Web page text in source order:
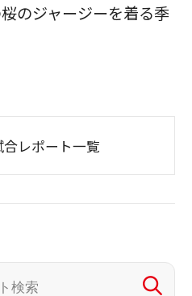
のジャージーを着る季
合レポート一覧